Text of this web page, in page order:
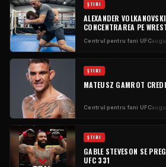
ŞTIRI
ALEXANDER
CONCENTRAREA PE
Centrul pentru fani UFC
ŞTIRI
MATEUSZ GAMROT
Centrul pentru fani UFC
ŞTIRI
GABLE STEVESON SE
UFC 331